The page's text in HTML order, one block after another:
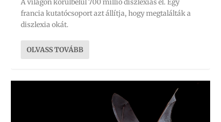
A világon körülbelül 700 millió diszlexiás él. Egy
francia kutatócsoport azt állítja, hogy megtalálták a
diszlexia okát.
OLVASS TOVÁBB